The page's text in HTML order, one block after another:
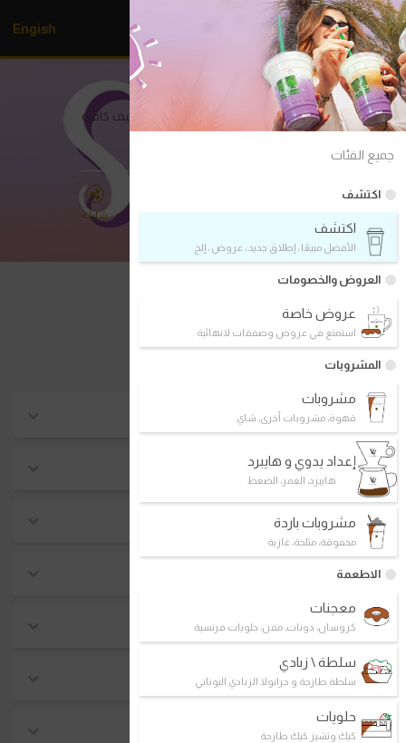
جميع الفئات
اكتشف
اكتشف
الأفضل مبيعًا ، إطلاق جديد ، عروض ، إلخ
العروض والخصومات
عروض خاصة
استمتع في عروض وصفقات لانهائية
المشروبات
مشروبات
قهوة، مشروبات أخرى، شاي
إعداد يدوي و هايبرد
هايبرد، الغمر، الضغط
مشروبات باردة
مخفوقة، مثلجة، غازية
الاطعمة
معجنات
كروسان، دونات، مفن، حلويات فرنسية
سلطة \ زبادي
سلطة طازجة و جرانولا الزبادي اليوناني
حلويات
كيك وتشيز كيك طازجة
Engish
dr.CAFE COFFEE
مبنى 5، مستشفى الأمير سلطان العسكري | د.كيف كافيه
شارك
اكتشف
الأفضل مبيعًا ، إطلاق جديد ، عروض ، إلخ
موسمي
احدث منتجات
الأعلى مبيعاً
بيع ساخن
فطور
ماتشا بريميوم
صندوق د.كيف